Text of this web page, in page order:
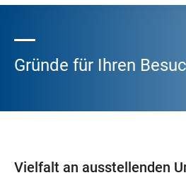
Gründe für Ihren
Vielfalt an ausstellenden